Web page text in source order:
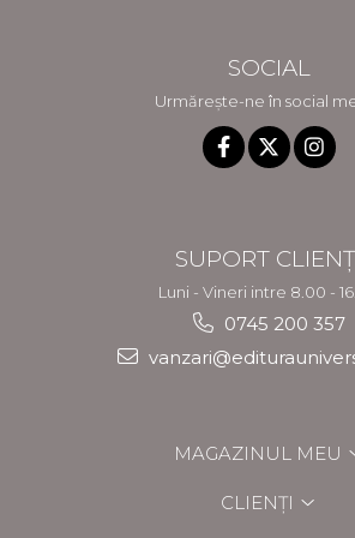
SOCIAL
Urmărește-ne în social
SUPORT
Luni - Vineri intre 8.00 -
0745 200 357
MAGAZINUL MEU
CLIENȚI